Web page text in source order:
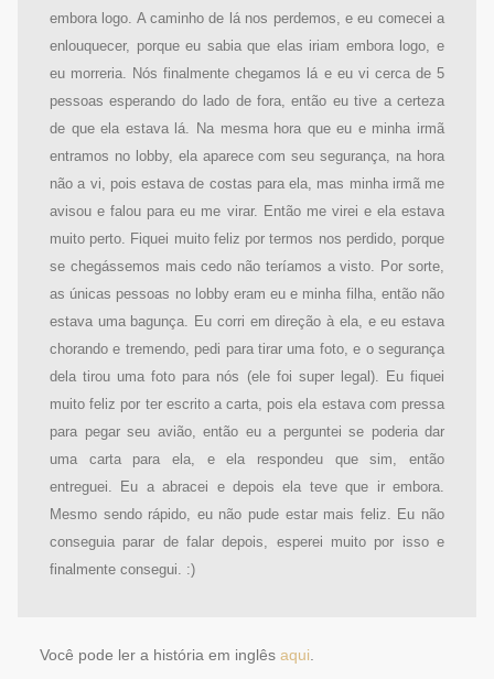
embora logo. A caminho de lá nos perdemos, e eu comecei a
enlouquecer, porque eu sabia que elas iriam embora logo, e
eu morreria. Nós finalmente chegamos lá e eu vi cerca de 5
pessoas esperando do lado de fora, então eu tive a certeza
de que ela estava lá. Na mesma hora que eu e minha irmã
entramos no lobby, ela aparece com seu segurança, na hora
não a vi, pois estava de costas para ela, mas minha irmã me
avisou e falou para eu me virar. Então me virei e ela estava
muito perto. Fiquei muito feliz por termos nos perdido, porque
se chegássemos mais cedo não teríamos a visto. Por sorte,
as únicas pessoas no lobby eram eu e minha filha, então não
estava uma bagunça. Eu corri em direção à ela, e eu estava
chorando e tremendo, pedi para tirar uma foto, e o segurança
dela tirou uma foto para nós (ele foi super legal). Eu fiquei
muito feliz por ter escrito a carta, pois ela estava com pressa
para pegar seu avião, então eu a perguntei se poderia dar
uma carta para ela, e ela respondeu que sim, então
entreguei. Eu a abracei e depois ela teve que ir embora.
Mesmo sendo rápido, eu não pude estar mais feliz. Eu não
conseguia parar de falar depois, esperei muito por isso e
finalmente consegui. :)
Você pode ler a história em inglês aqui